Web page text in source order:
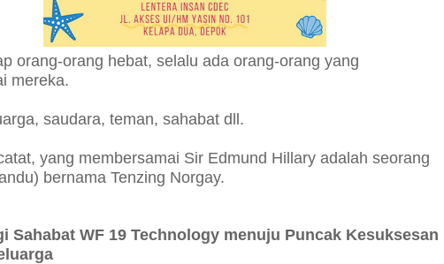
orang-orang hebat, selalu ada orang-orang yang
mereka.
saudara, teman, sahabat dll.
yang membersamai Sir Edmund Hillary adalah seorang
bernama Tenzing Norgay.
Sahabat WF 19 Technology menuju Puncak Kesuksesan